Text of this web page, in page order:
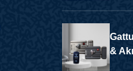
&